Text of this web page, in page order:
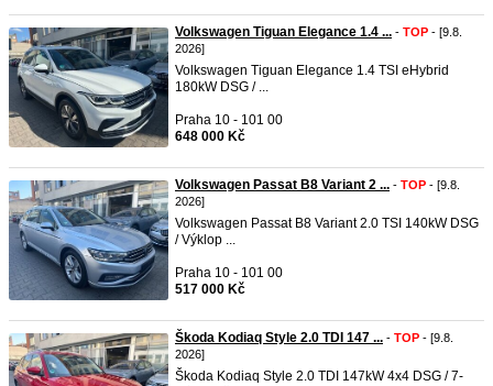
Volkswagen Tiguan Elegance 1.4 ... - TOP - [9.8.
2026]
Volkswagen Tiguan Elegance 1.4 TSI eHybrid
180kW DSG / ...
Praha 10 - 101 00
648 000 Kč
Volkswagen Passat B8 Variant 2 ... - TOP - [9.8.
2026]
Volkswagen Passat B8 Variant 2.0 TSI 140kW DSG
/ Výklop ...
Praha 10 - 101 00
517 000 Kč
Škoda Kodiaq Style 2.0 TDI 147 ... - TOP - [9.8.
2026]
Škoda Kodiaq Style 2.0 TDI 147kW 4x4 DSG / 7-